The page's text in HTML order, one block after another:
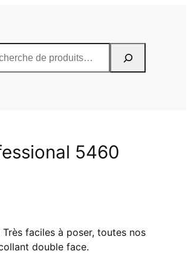
5460
faciles à poser, toutes nos
double face.